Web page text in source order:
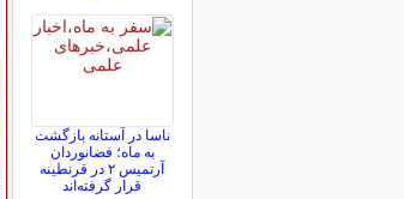
ناسا در آستانه بازگشت
به ماه؛ فضانوردان
آرتمیس ۲ در قرنطینه
قرار گرفته‌اند